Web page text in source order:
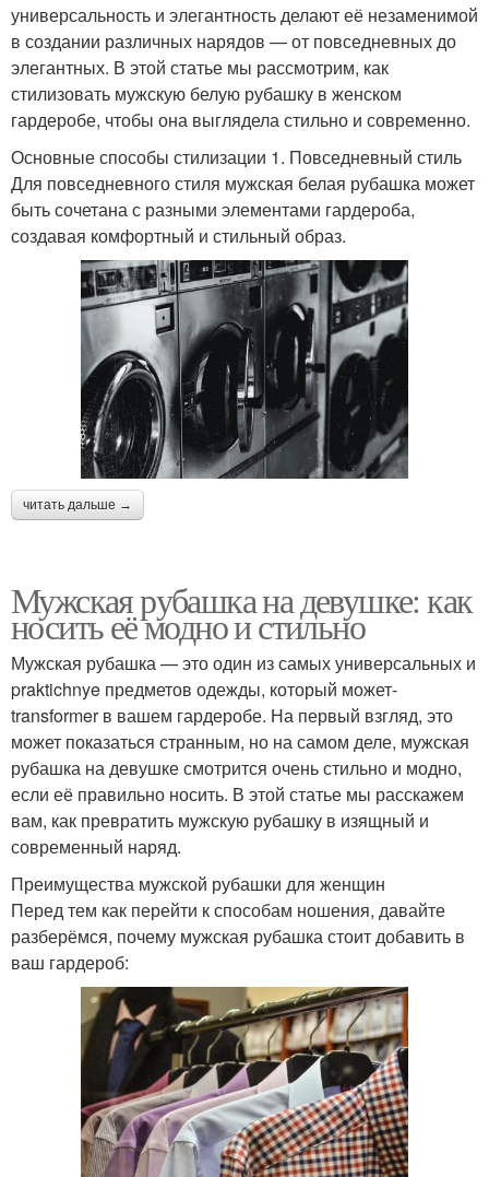
универсальность и элегантность делают её незаменимой
в создании различных нарядов — от повседневных до
элегантных. В этой статье мы рассмотрим, как
стилизовать мужскую белую рубашку в женском
гардеробе, чтобы она выглядела стильно и современно.
Основные способы стилизации 1. Повседневный стиль
Для повседневного стиля мужская белая рубашка может
быть сочетана с разными элементами гардероба,
создавая комфортный и стильный образ.
читать дальше →
Мужская рубашка на девушке: как
носить её модно и стильно
Мужская рубашка — это один из самых универсальных и
praktichnye предметов одежды, который может-
transformer в вашем гардеробе. На первый взгляд, это
может показаться странным, но на самом деле, мужская
рубашка на девушке смотрится очень стильно и модно,
если её правильно носить. В этой статье мы расскажем
вам, как превратить мужскую рубашку в изящный и
современный наряд.
Преимущества мужской рубашки для женщин
Перед тем как перейти к способам ношения, давайте
разберёмся, почему мужская рубашка стоит добавить в
ваш гардероб: